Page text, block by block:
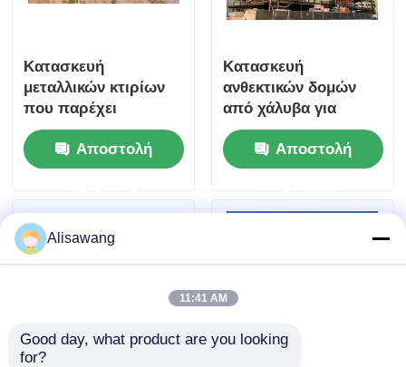
Κατασκευή
μεταλλικών κτιρίων
που παρέχει
προκατασκευασμένα
πάνελ μεγάλου
ανοίγματος για
αποθηκευτικές
εφαρμογές
Αποστολή
Κατασκευή
ανθεκτικών δομών
από χάλυβα για
βιομηχανικές
αποθήκες και
εμπορικά έργα με
και εύκολη
Αποστολή
Alisawang
11:41 AM
Good day, what product are you looking
for?